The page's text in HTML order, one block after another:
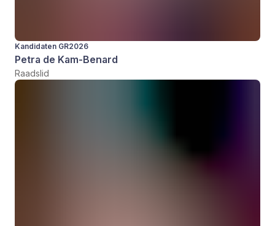
Kandidaten GR2026
Petra de Kam-Benard
Raadslid